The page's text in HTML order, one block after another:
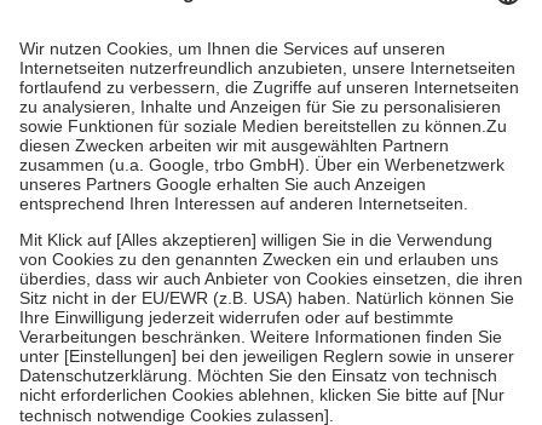
höchstens zehn Euro.
Es sind jedoch nie mehr als die tatsächlichen
Kosten der Leistung zu entrichten.
Diese Regeln gelten grundsätzlich auch für Online-Apotheken.
Bei Heilmitteln und häuslicher Krankenpflege beträgt die
Zuzahlung zehn Prozent der Kosten sowie zehn Euro je
Verordnung.
Um das Engagement der Versicherten für ihre eigene Gesundheit zu
stärken und die besondere Stellung der Familie zu unterstützen,
fallenkeine Zuzahlungenan bei:
• Kindern und Jugendlichen bis zum vollendeten 18. Lebensjahr
mit Ausnahme der Fahrkosten
• Untersuchungen zur Vorsorge und Früherkennung, die von der
GKV getragen werden
• empfohlenen Schutzimpfungen
• Harn- und Blutteststreifen